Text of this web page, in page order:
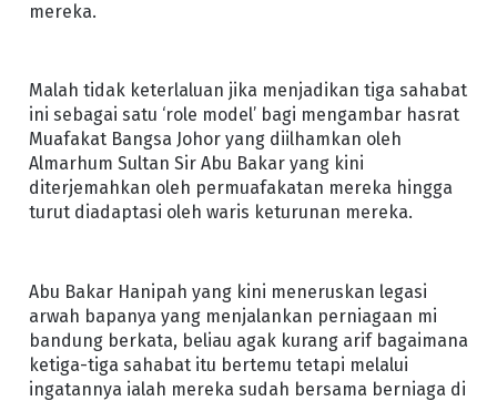
mereka.
Malah tidak keterlaluan jika menjadikan tiga sahabat
ini sebagai satu ‘role model’ bagi mengambar hasrat
Muafakat Bangsa Johor yang diilhamkan oleh
Almarhum Sultan Sir Abu Bakar yang kini
diterjemahkan oleh permuafakatan mereka hingga
turut diadaptasi oleh waris keturunan mereka.
Abu Bakar Hanipah yang kini meneruskan legasi
arwah bapanya yang menjalankan perniagaan mi
bandung berkata, beliau agak kurang arif bagaimana
ketiga-tiga sahabat itu bertemu tetapi melalui
ingatannya ialah mereka sudah bersama berniaga di